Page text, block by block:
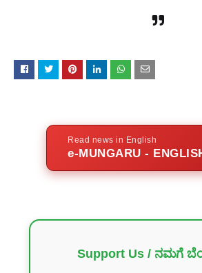
Read news in English
e-MUNGARU -
Support Us / ನಮಗೆ